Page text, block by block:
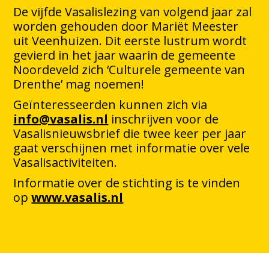
De vijfde Vasalislezing van volgend jaar zal
worden gehouden door Mariët Meester
uit Veenhuizen. Dit eerste lustrum wordt
gevierd in het jaar waarin de gemeente
Noordeveld zich ‘Culturele gemeente van
Drenthe’ mag noemen!
Geïnteresseerden kunnen zich via
info@vasalis.nl inschrijven voor de
Vasalisnieuwsbrief die twee keer per jaar
gaat verschijnen met informatie over vele
Vasalisactiviteiten.
Informatie over de stichting is te vinden
opwww.vasalis.nl